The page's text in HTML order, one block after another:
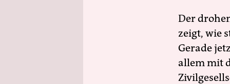
Der
zeigt, wie
Gerade
allem mit